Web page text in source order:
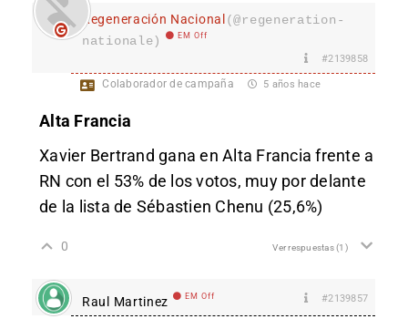
Regeneración Nacional(@regeneration-
nationale)
EM Off
#2139858
Colaborador de campaña 5 años hace
Alta Francia
Xavier Bertrand gana en Alta Francia frente a
RN con el 53% de los votos, muy por delante
de la lista de Sébastien Chenu (25,6%)
0 Ver respuestas(1)
Raul Martinez EM Off #2139857